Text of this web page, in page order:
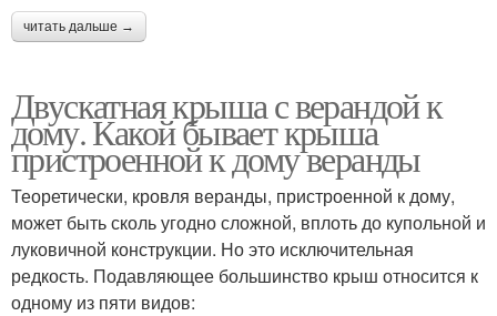
читать дальше →
Двускатная крыша с верандой к
дому. Какой бывает крыша
пристроенной к дому веранды
Теоретически, кровля веранды, пристроенной к дому,
может быть сколь угодно сложной, вплоть до купольной и
луковичной конструкции. Но это исключительная
редкость. Подавляющее большинство крыш относится к
одному из пяти видов: